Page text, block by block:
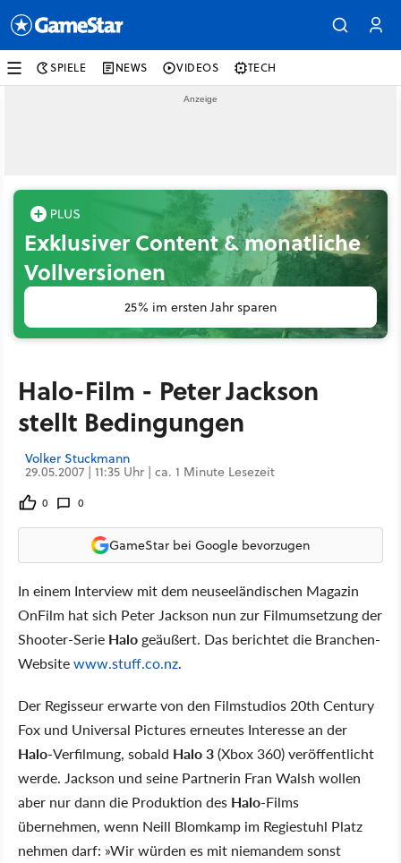
SPIELE NEWS VIDEOS TECH
Exklusiver Content & monatliche
Vollversionen
25% im ersten Jahr sparen
Halo-Film - Peter Jackson
stellt Bedingungen
Volker Stuckmann
29.05.2007 | 11:35 Uhr | ca. 1 Minute Lesezeit
0 0
GameStar bei Google bevorzugen
In einem Interview mit dem neuseeländischen Magazin
OnFilm hat sich Peter Jackson nun zur Filmumsetzung der
Shooter-Serie Halo geäußert. Das berichtet die Branchen-
Websitewww.stuff.co.nz.
Der Regisseur erwarte von den Filmstudios 20th Century
Fox und Universal Pictures erneutes Interesse an der
Halo-Verfilmung, sobald Halo 3(Xbox 360) veröffentlicht
werde. Jackson und seine Partnerin Fran Walsh wollen
aber nur dann die Produktion des Halo-Films
übernehmen, wenn Neill Blomkamp im Regiestuhl Platz
nehmen darf: »Wir würden es mit niemandem sonst